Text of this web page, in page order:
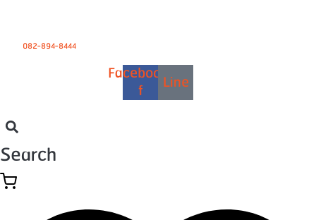
082-894-8444
Facebook-
f Line
Search